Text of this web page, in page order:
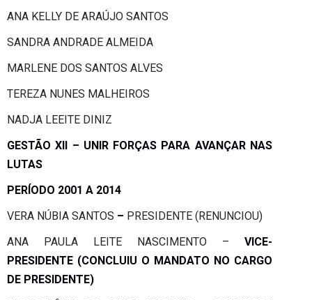
ANA KELLY DE ARAÚJO SANTOS
SANDRA ANDRADE ALMEIDA
MARLENE DOS SANTOS ALVES
TEREZA NUNES MALHEIROS
NADJA LEEITE DINIZ
GESTÃO XII – UNIR FORÇAS PARA AVANÇAR NAS
LUTAS
PERÍODO 2001 A 2014
VERA NÚBIA SANTOS – PRESIDENTE (RENUNCIOU)
ANA PAULA LEITE NASCIMENTO – VICE-
PRESIDENTE (CONCLUIU O MANDATO NO CARGO
DE PRESIDENTE)